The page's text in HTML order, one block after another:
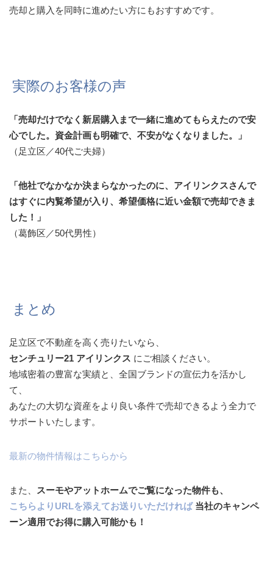
売却と購入を同時に進めたい方にもおすすめです。
実際のお客様の声
「売却だけでなく新居購入まで一緒に進めてもらえたので安
心でした。資金計画も明確で、不安がなくなりました。」
（足立区／40代ご夫婦）
「他社でなかなか決まらなかったのに、アイリンクスさんで
はすぐに内覧希望が入り、希望価格に近い金額で売却できま
した！」
（葛飾区／50代男性）
まとめ
足立区で不動産を高く売りたいなら、
センチュリー21 アイリンクス にご相談ください。
地域密着の豊富な実績と、全国ブランドの宣伝力を活かし
て、
あなたの大切な資産をより良い条件で売却できるよう全力で
サポートいたします。
最新の物件情報はこちらから
また、
スーモやアットホームでご覧になった物件も、
こちらよりURLを添えてお送りいただければ当社のキャンペ
ーン適用でお得に購入可能かも！